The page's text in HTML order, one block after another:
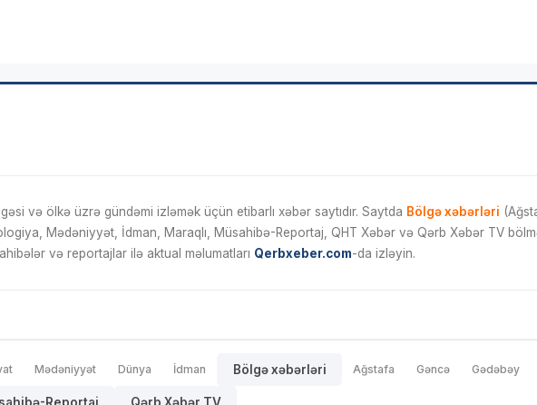
və ölkə üzrə gündəmi izləmək üçün etibarlı xəbər saytıdır. Saytda Bölgə xəbərləri
Mədəniyyət, İdman, Maraqlı, Müsahibə-Reportaj, QHT Xəbər və Qərb Xəbər TV
və reportajlar ilə aktual məlumatları Qerbxeber.com-da izləyin.
Mədəniyyət Dünya İdman Bölgə xəbərləri Ağstafa Gəncə Gədəbəy
Reportaj Qərb Xəbər TV